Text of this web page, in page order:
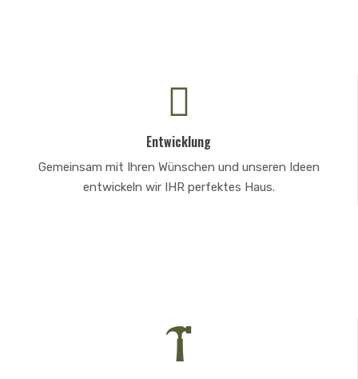
Entwicklung
Gemeinsam mit Ihren Wünschen und unseren Ideen
entwickeln wir IHR perfektes Haus.